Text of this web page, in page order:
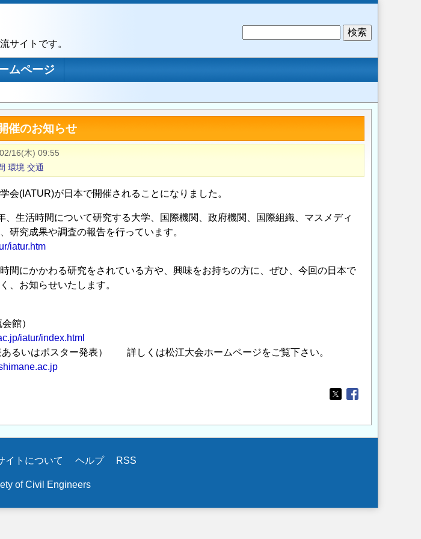
サイトです。
ムページ
催のお知らせ
16(木) 09:55
環境 交通
会(IATUR)が日本で開催されることになりました。
、生活時間について研究する大学、国際機関、政府機関、国際組織、マスメディ
研究成果や調査の報告を行っています。
iatur.htm
間にかかわる研究をされている方や、興味をお持ちの方に、ぜひ、今回の日本で
、お知らせいたします。
館）
iatur/index.html
るいはポスター発表） 詳しくは松江大会ホームページをご覧下さい。
Opens in a new
Opens in a new
イトについて ヘルプ RSS
of Civil Engineers